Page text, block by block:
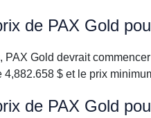
de PAX Gold
PAX Gold devrait
4,882.658 $ et le prix
de PAX Gold